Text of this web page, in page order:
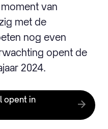
van
met de
nog even
opent de
2024.
opent in